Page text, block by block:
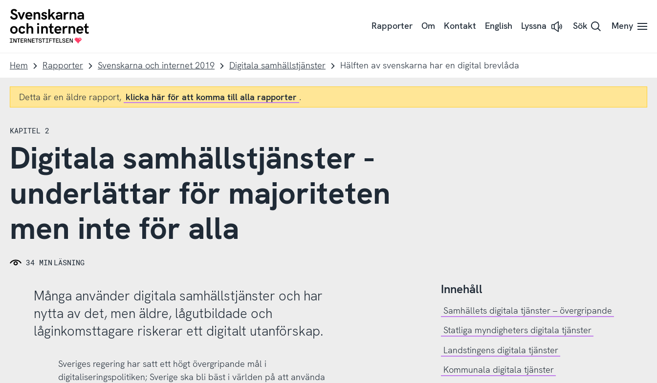
navigation
innehåll
To
startpage
Rapporter Om Kontakt English Lyssna
Lyssna Sök Meny
Hem Rapporter Svenskarna och internet 2019 Digitala samhällstjänster Hälften av svenskarna har en digital brevlåda
Detta är en äldre rapport, klicka här för att komma till alla rapporter .
KAPITEL 2
Digitala samhällstjänster -
underlättar för majoriteten
men inte för alla
34 MIN LÄSNING
Innehåll
Samhällets digitala tjänster – övergripande
Statliga myndigheters digitala tjänster
Landstingens digitala tjänster
Kommunala digitala tjänster
Många använder digitala samhällstjänster och har
nytta av det, men äldre, lågutbildade och
låginkomsttagare riskerar ett digitalt utanförskap.
Sveriges regering har satt ett högt övergripande mål i
digitaliseringspolitiken; Sverige ska bli bäst i världen på att använda